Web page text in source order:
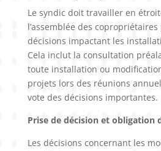
Le syndic doit travailler en
l’assemblée des
décisions impactant les
Cela inclut la consultation
toute installation ou
projets lors des réunions
vote des décisions importantes.
Prise de décision et obligation
Les décisions concernant les